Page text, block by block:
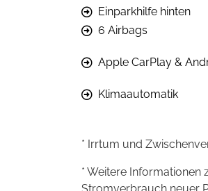
Einparkhilfe hinten
6 Airbags
Apple CarPlay &
Klimaautomatik
* Irrtum und
* Weitere Informationen
Stromverbrauch neuer